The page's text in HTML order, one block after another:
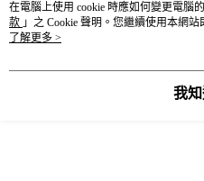
在電腦上使用 cookie 時應如何變更電腦
款 」之 Cookie 聲明。您繼續使用本網
之 Cookie 聲明使用 cookie。
了解更多 >
我